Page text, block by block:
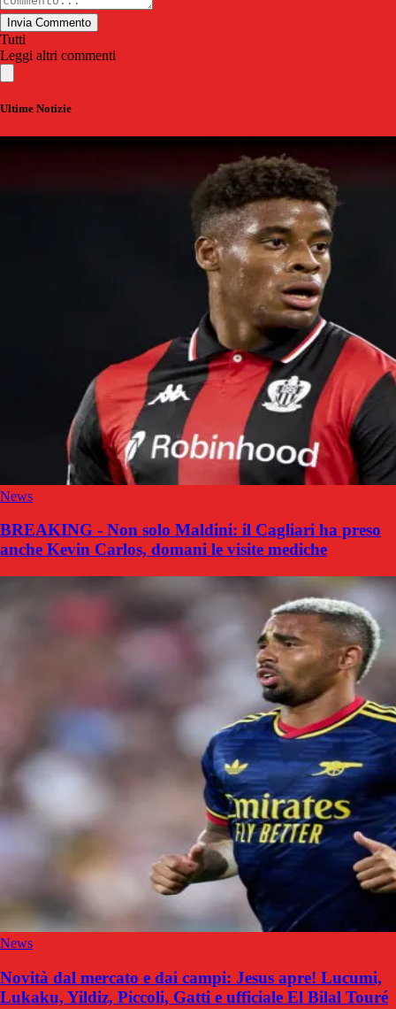
Invia Commento
Tutti
Leggi altri commenti
Ultime Notizie
News
BREAKING - Non solo Maldini: il Cagliari ha preso
anche Kevin Carlos, domani le visite mediche
News
Novità dal mercato e dai campi: Jesus apre! Lucumi,
Lukaku, Yildiz, Piccoli, Gatti e ufficiale El Bilal Touré